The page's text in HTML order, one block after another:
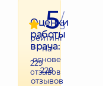
Оценки
работы
врача:
229
отзывов
5/
5
рейтинг
на
основе
228
отзывов